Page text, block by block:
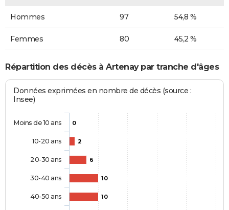
Hommes 97 54,8 %
Femmes 80 45,2 %
Répartition des décès à Artenay par tranche d'âges
Données exprimées en nombre de décès (source :
Insee)
0
2
6
10
10
Moins de 10 ans
10-20 ans
20-30 ans
30-40 ans
40-50 ans